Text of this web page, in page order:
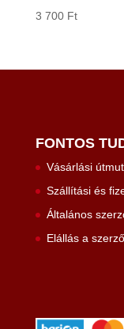
3 700 Ft
FONTOS
Vásárlási
Szállítási és
Általános
Elállás a